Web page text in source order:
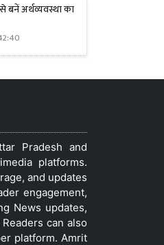
अर्थव्यवस्था का
Pradesh and
platforms.
and updates
engagement,
News updates,
can also
platform. Amrit